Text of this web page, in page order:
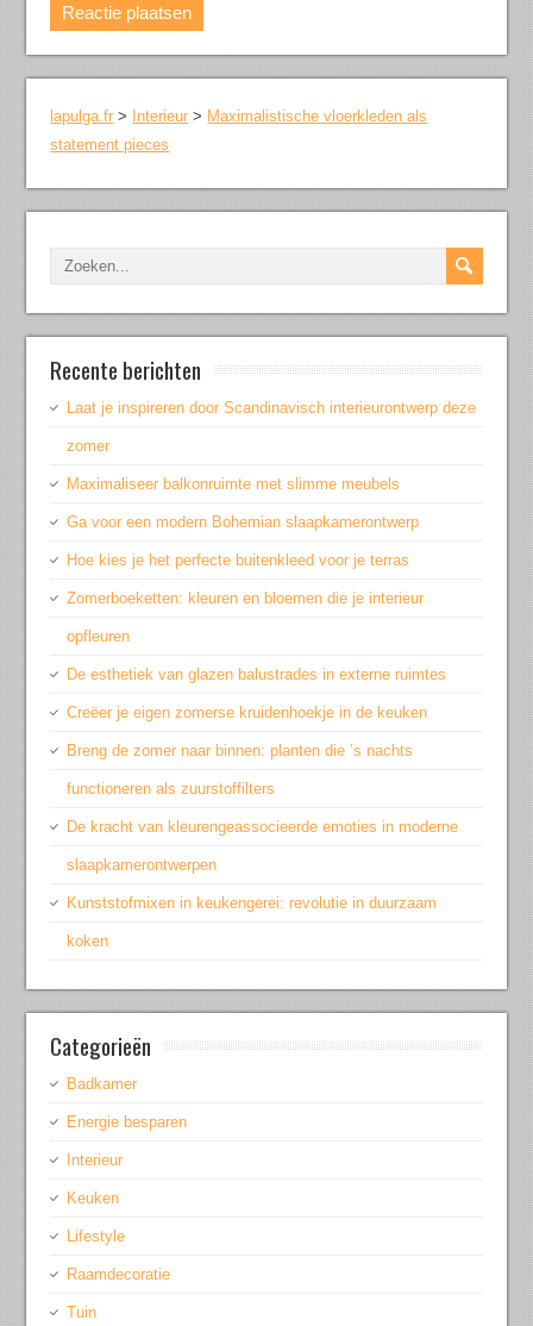
lapulga.fr > Interieur > Maximalistische vloerkleden als
statement pieces
Recente berichten
Laat je inspireren door Scandinavisch interieurontwerp deze
zomer
Maximaliseer balkonruimte met slimme meubels
Ga voor een modern Bohemian slaapkamerontwerp
Hoe kies je het perfecte buitenkleed voor je terras
Zomerboeketten: kleuren en bloemen die je interieur
opfleuren
De esthetiek van glazen balustrades in externe ruimtes
Creëer je eigen zomerse kruidenhoekje in de keuken
Breng de zomer naar binnen: planten die ’s nachts
functioneren als zuurstoffilters
De kracht van kleurengeassocieerde emoties in moderne
slaapkamerontwerpen
Kunststofmixen in keukengerei: revolutie in duurzaam
koken
Categorieën
Badkamer
Energie besparen
Interieur
Keuken
Lifestyle
Raamdecoratie
Tuin